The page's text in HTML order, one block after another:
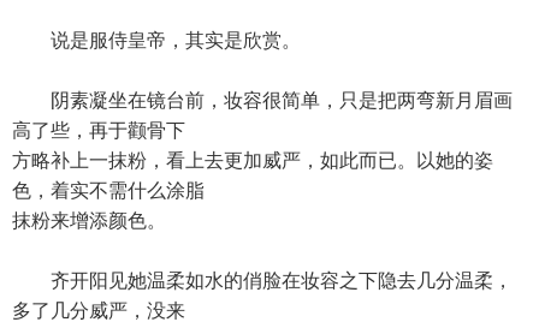
说是服侍皇帝，其实是欣赏。
阴素凝坐在镜台前，妆容很简单，只是把两弯新月眉画
高了些，再于颧骨下
方略补上一抹粉，看上去更加威严，如此而已。以她的姿
色，着实不需什么涂脂
抹粉来增添颜色。
齐开阳见她温柔如水的俏脸在妆容之下隐去几分温柔，
多了几分威严，没来